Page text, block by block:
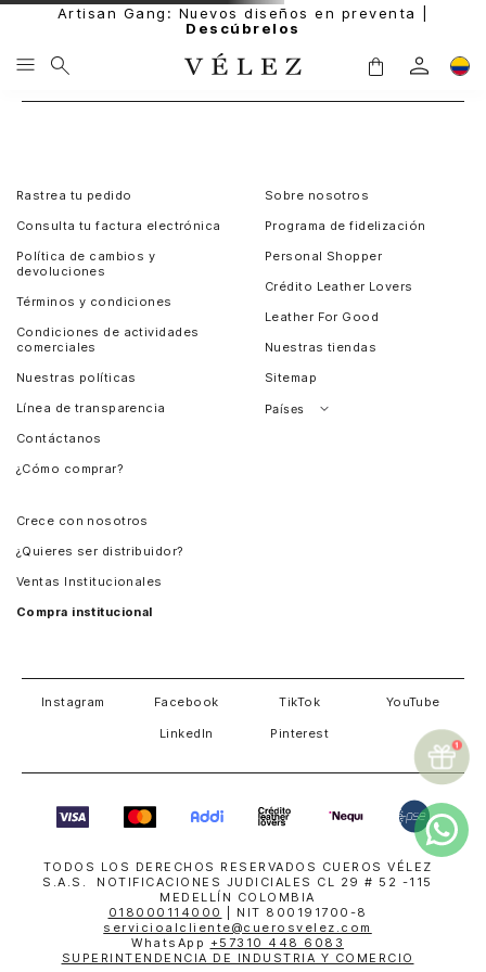
Artisan Gang: Nuevos diseños en preventa |
Descúbrelos
Rastrea tu pedido
Consulta tu factura electrónica
Política de cambios y
devoluciones
Términos y condiciones
Condiciones de actividades
comerciales
Nuestras políticas
Línea de transparencia
Contáctanos
¿Cómo comprar?
Sobre nosotros
Programa de fidelización
Personal Shopper
Crédito Leather Lovers
Leather For Good
Nuestras tiendas
Sitemap
Países
Crece con nosotros
¿Quieres ser distribuidor?
Ventas Institucionales
Compra institucional
Instagram Facebook TikTok YouTube
LinkedIn Pinterest
TODOS LOS DERECHOS RESERVADOS CUEROS VÉLEZ
S.A.S. NOTIFICACIONES JUDICIALES CL 29 # 52 -115
MEDELLÍN COLOMBIA
018000114000
| NIT 800191700-8
servicioalcliente@cuerosvelez.com
WhatsApp +57310 448 6083
SUPERINTENDENCIA DE INDUSTRIA Y COMERCIO